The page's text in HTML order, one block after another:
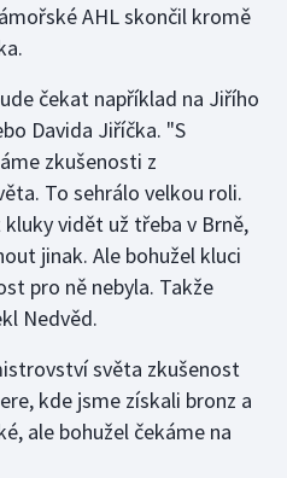
AHL skončil kromě
čekat například na Jiřího
Davida Jiříčka. "S
zkušenosti z
To sehrálo velkou roli.
vidět už třeba v Brně,
jinak. Ale bohužel kluci
pro ně nebyla. Takže
Nedvěd.
světa zkušenost
kde jsme získali bronz a
ale bohužel čekáme na